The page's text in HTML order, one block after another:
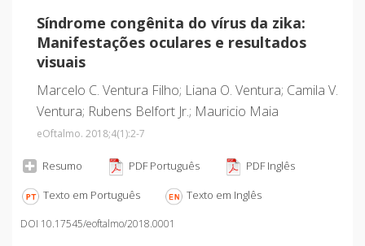
Síndrome congênita do vírus da zika:
Manifestações oculares e resultados
visuais
Marcelo C. Ventura Filho; Liana O. Ventura; Camila V.
Ventura; Rubens Belfort Jr.; Mauricio Maia
eOftalmo. 2018;4(1):2-7
Resumo PDF Português
PDF Inglês
Texto em Português
Texto em Inglês
DOI 10.17545/eoftalmo/2018.0001